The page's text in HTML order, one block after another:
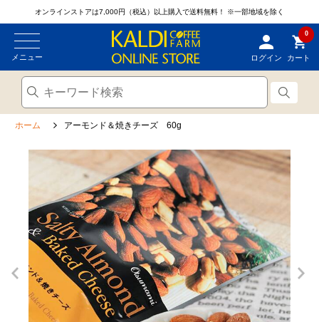
オンラインストアは7,000円（税込）以上購入で送料無料！ ※一部地域を除く
メニュー ログイン
0
カート
ホーム アーモンド＆焼きチーズ 60g